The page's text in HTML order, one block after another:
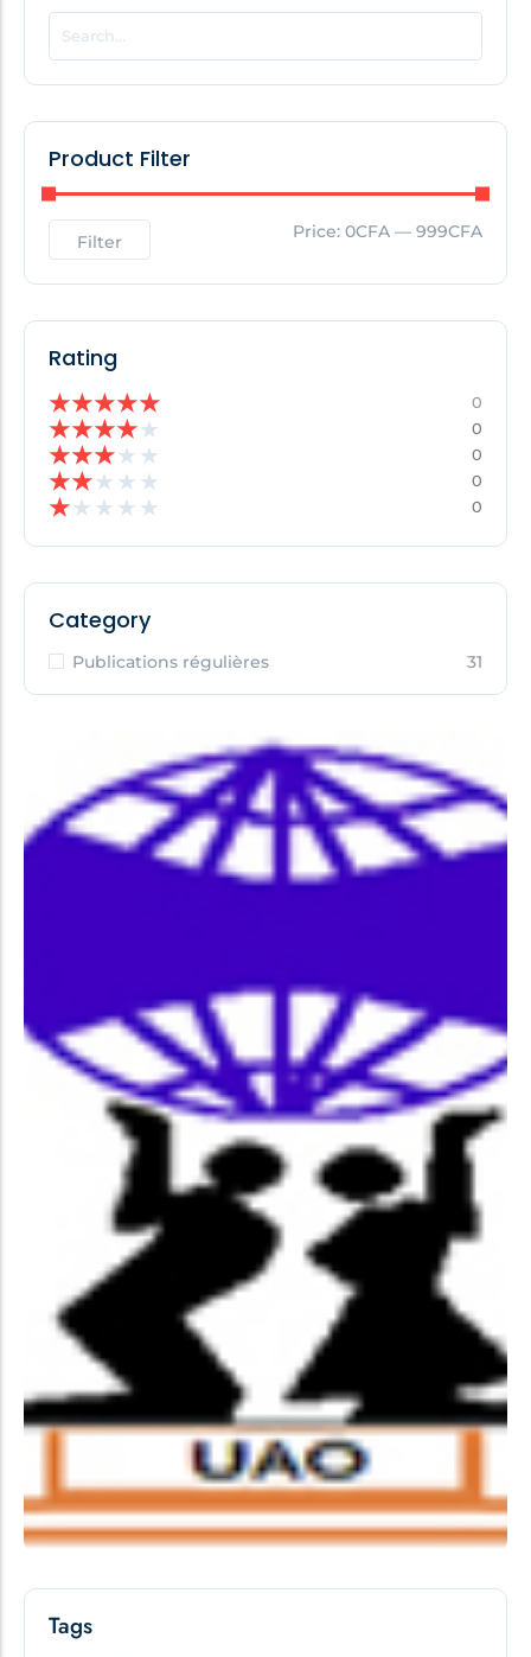
POPULAR THIS WEEK
No Posts Found!
No Posts Found!
Product Filter
Filter Price: 0CFA — 999CFA
Rating
★★★★★ 0
★★★★★ 0
★★★★ ★ 0
★★★ ★ ★ 0
★★ ★ ★ ★ 0
Category
Publications régulières 31
Tags